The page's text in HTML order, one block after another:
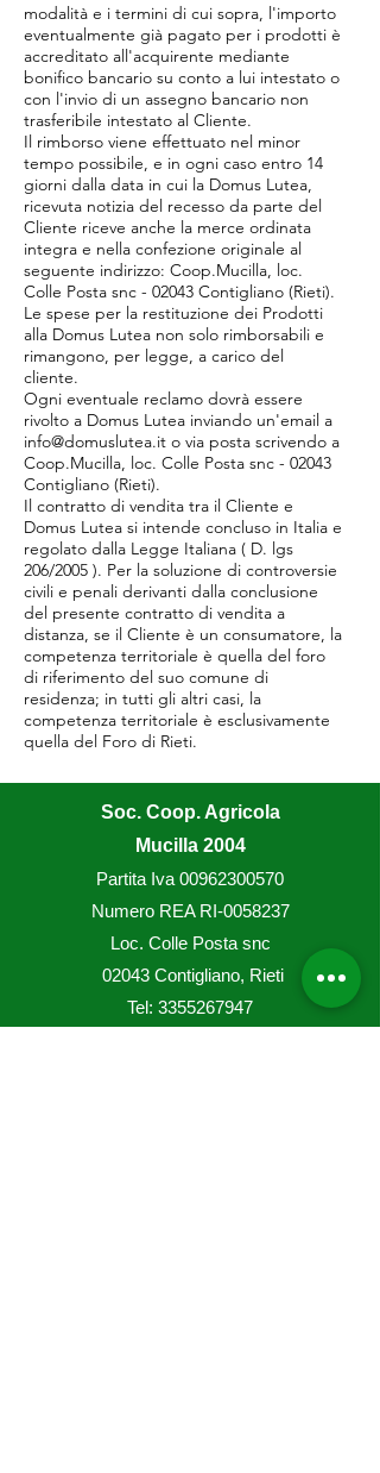
modalità e i termini di cui sopra, l'importo
eventualmente già pagato per i prodotti è
accreditato all'acquirente mediante
bonifico bancario su conto a lui intestato o
con l'invio di un assegno bancario non
trasferibile intestato al Cliente.
Il rimborso viene effettuato nel minor
tempo possibile, e in ogni caso entro 14
giorni dalla data in cui la Domus Lutea,
ricevuta notizia del recesso da parte del
Cliente riceve anche la merce ordinata
integra e nella confezione originale al
seguente indirizzo: Coop.Mucilla, loc.
Colle Posta snc - 02043 Contigliano (Rieti).
Le spese per la restituzione dei Prodotti
alla Domus Lutea non solo rimborsabili e
rimangono, per legge, a carico del
cliente.
Ogni eventuale reclamo dovrà essere
rivolto a Domus Lutea inviando un'email a
info@domuslutea.it o via posta scrivendo a
Coop.Mucilla, loc. Colle Posta snc - 02043
Contigliano (Rieti).
Il contratto di vendita tra il Cliente e
Domus Lutea si intende concluso in Italia e
regolato dalla Legge Italiana ( D. lgs
206/2005 ). Per la soluzione di controversie
civili e penali derivanti dalla conclusione
del presente contratto di vendita a
distanza, se il Cliente è un consumatore, la
competenza territoriale è quella del foro
di riferimento del suo comune di
residenza; in tutti gli altri casi, la
competenza territoriale è esclusivamente
quella del Foro di Rieti.
Soc. Coop. Agricola
Mucilla 2004
Partita Iva 00962300570
Numero REA RI-0058237
Loc. Colle Posta snc
02043 Contigliano, Rieti
Tel: 3355267947